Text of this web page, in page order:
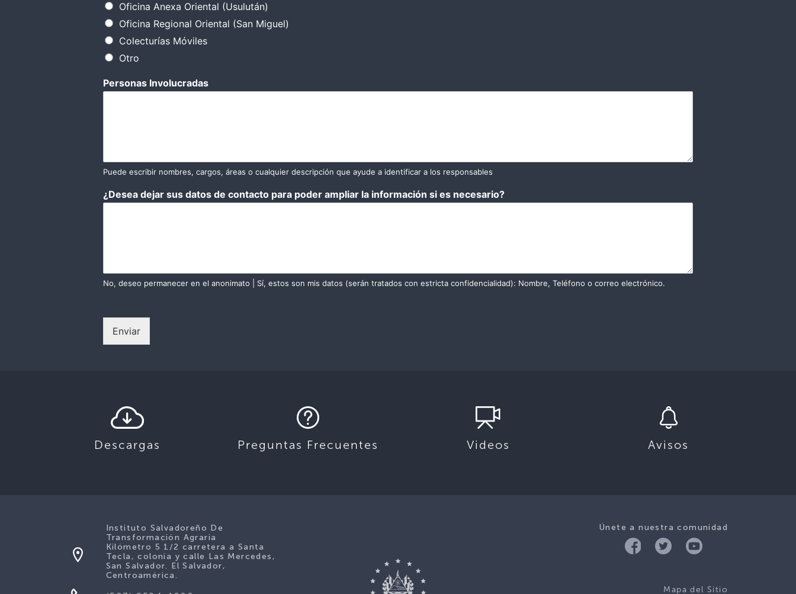
Oficina Anexa Oriental (Usulután)
Oficina Regional Oriental (San Miguel)
Colecturías Móviles
Otro
Personas Involucradas
Puede escribir nombres, cargos, áreas o cualquier descripción que ayude a identificar a los responsables
¿Desea dejar sus datos de contacto para poder ampliar la información si es necesario?
No, deseo permanecer en el anonimato | Sí, estos son mis datos (serán tratados con estricta confidencialidad): Nombre, Teléfono o correo electrónico.
Enviar
Descargas Preguntas Frecuentes Videos Avisos
Únete a nuestra comunidad
Mapa del Sitio
Instituto Salvadoreño De
Transformación Agraria
Kilómetro 5 1/2 carretera a Santa
Tecla, colonia y calle Las Mercedes,
San Salvador. El Salvador,
Centroamérica.